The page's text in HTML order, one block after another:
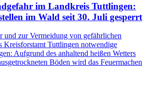
im Landkreis Tuttlingen:
im Wald seit 30. Juli gesperrt
und zur Vermeidung von gefährlichen
Kreisforstamt Tuttlingen notwendige
Aufgrund des anhaltend heißen Wetters
Böden wird das Feuermachen